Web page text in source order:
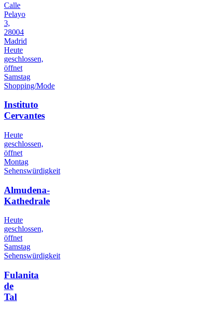
Calle
Pelayo
3,
28004
Madrid
Heute
geschlossen,
öffnet
Samstag
Shopping/Mode
Instituto
Cervantes
Heute
geschlossen,
öffnet
Montag
Sehenswürdigkeit
Almudena-
Kathedrale
Heute
geschlossen,
öffnet
Samstag
Sehenswürdigkeit
Fulanita
de
Tal